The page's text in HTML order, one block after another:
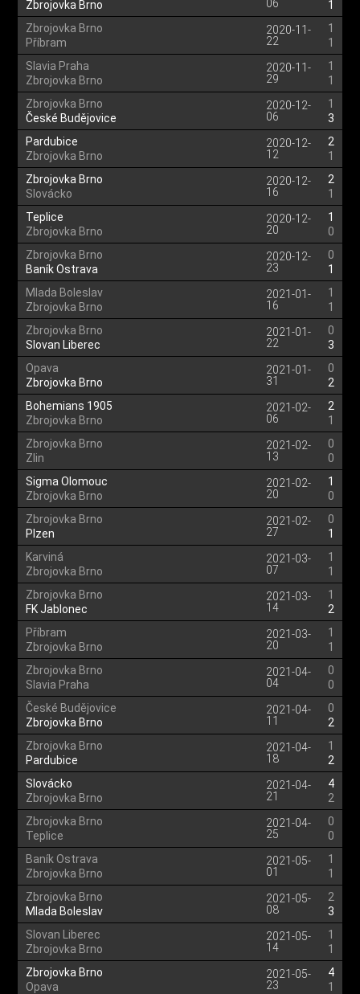
Zbrojovka Brno
06
1
Zbrojovka Brno
Příbram
2020-11-
22
1
1
Slavia Praha
Zbrojovka Brno
2020-11-
29
1
1
Zbrojovka Brno
České Budějovice
2020-12-
06
1
3
Pardubice
Zbrojovka Brno
2020-12-
12
2
1
Zbrojovka Brno
Slovácko
2020-12-
16
2
1
Teplice
Zbrojovka Brno
2020-12-
20
1
0
Zbrojovka Brno
Baník Ostrava
2020-12-
23
0
1
Mlada Boleslav
Zbrojovka Brno
2021-01-
16
1
1
Zbrojovka Brno
Slovan Liberec
2021-01-
22
0
3
Opava
Zbrojovka Brno
2021-01-
31
0
2
Bohemians 1905
Zbrojovka Brno
2021-02-
06
2
1
Zbrojovka Brno
Zlin
2021-02-
13
0
0
Sigma Olomouc
Zbrojovka Brno
2021-02-
20
1
0
Zbrojovka Brno
Plzen
2021-02-
27
0
1
Karviná
Zbrojovka Brno
2021-03-
07
1
1
Zbrojovka Brno
FK Jablonec
2021-03-
14
1
2
Příbram
Zbrojovka Brno
2021-03-
20
1
1
Zbrojovka Brno
Slavia Praha
2021-04-
04
0
0
České Budějovice
Zbrojovka Brno
2021-04-
11
0
2
Zbrojovka Brno
Pardubice
2021-04-
18
1
2
Slovácko
Zbrojovka Brno
2021-04-
21
4
2
Zbrojovka Brno
Teplice
2021-04-
25
0
0
Baník Ostrava
Zbrojovka Brno
2021-05-
01
1
1
Zbrojovka Brno
Mlada Boleslav
2021-05-
08
2
3
Slovan Liberec
Zbrojovka Brno
2021-05-
14
1
1
Zbrojovka Brno
Opava
2021-05-
23
4
1